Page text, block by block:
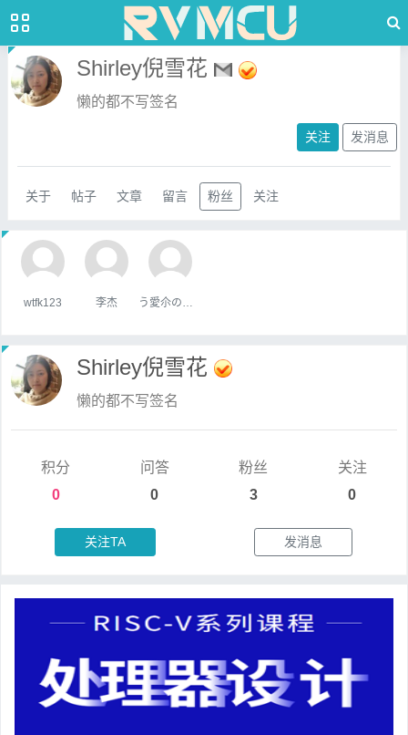
Shirley倪雪花
懒的都不写签名
关注 发消息
关于 帖子 文章 留言 粉丝 关注
wtfk123 李杰
Shirley倪雪花
懒的都不写签名
积分
0
问答
0
粉丝
3
关注
0
关注TA 发消息